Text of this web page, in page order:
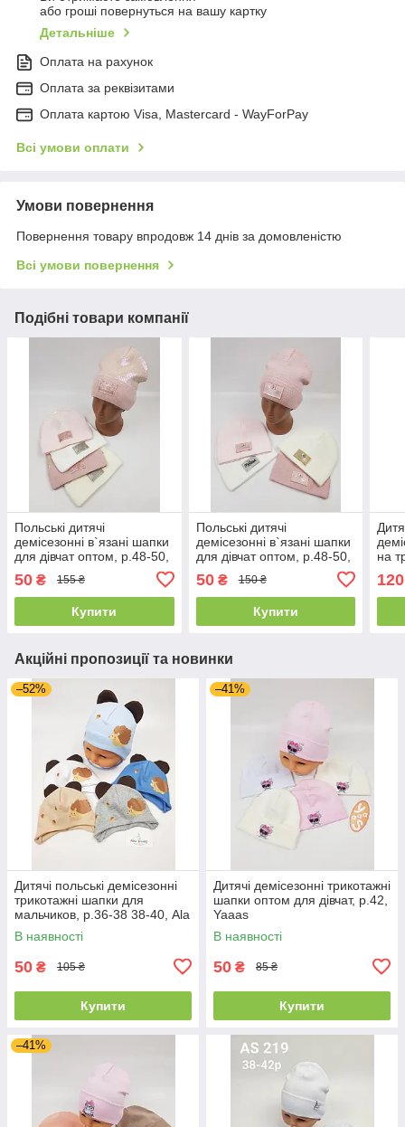
або гроші повернуться на вашу картку
Детальніше
Оплата на рахунок
Оплата за реквізитами
Оплата картою Visa, Mastercard - WayForPay
Всі умови оплати
Умови повернення
Повернення товару впродовж 14 днів за домовленістю
Всі умови повернення
Подібні товари компанії
Польські дитячі
демісезонні в`язані шапки
для дівчат оптом, р.48-50,
50 ₴ 155 ₴
Купити
Польські дитячі
демісезонні в`язані шапки
для дівчат оптом, р.48-50,
50₴ 150 ₴
Купити
на
120
Акційні пропозиції та новинки
–52%
Дитячі польські демісезонні
трикотажні шапки для
мальчиков, р.36-38 38-40, Ala
Baby
В наявності
50 ₴ 105 ₴
Купити
–41%
Дитячі демісезонні трикотажні
шапки оптом для дівчат, р.42,
Yaaas
В наявності
50 ₴ 85 ₴
Купити
–41%